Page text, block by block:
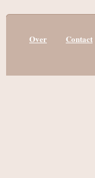
Over Contact